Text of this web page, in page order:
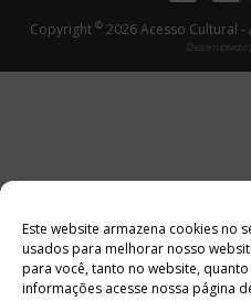
Este website armazena cookies no
usados ​​para melhorar nosso
para você, tanto no website,
informações acesse nossa página
Copyright ©2026 Acesso Cultural -
Desenvolvido